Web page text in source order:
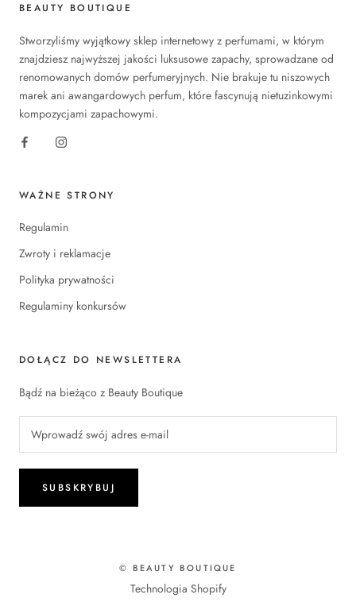
BEAUTY BOUTIQUE
Stworzyliśmy wyjątkowy sklep internetowy z perfumami, w którym
znajdziesz najwyższej jakości luksusowe zapachy, sprowadzane od
renomowanych domów perfumeryjnych. Nie brakuje tu niszowych
marek ani awangardowych perfum, które fascynują nietuzinkowymi
kompozycjami zapachowymi.
WAŻNE STRONY
Regulamin
Zwroty i reklamacje
Polityka prywatności
Regulaminy konkursów
DOŁĄCZ DO NEWSLETTERA
Bądź na bieżąco z Beauty Boutique
SUBSKRYBUJ
© BEAUTY BOUTIQUE
Technologia Shopify